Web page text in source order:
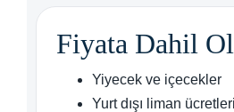
Fiyata Dahil
Yiyecek ve içecekler
Yurt dışı liman ücretleri